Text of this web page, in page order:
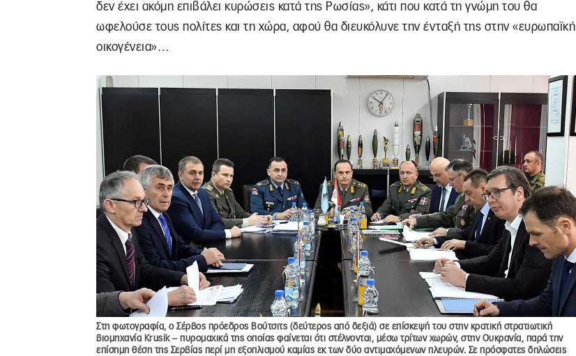
δεν έχει ακόμη επιβάλει κυρώσεις κατά της Ρωσίας», κάτι που κατά τη γνώμη του θα
ωφελούσε τους πολίτες και τη χώρα, αφού θα διευκόλυνε την ένταξή της στην «ευρωπαϊκή
οικογένεια»…
Στη φωτογραφία, ο Σέρβος πρόεδρος Βούτσιτς (δεύτερος από δεξιά) σε επίσκεψή του στην κρατική στρατιωτική
βιομηχανία Krusik – πυρομαχικά της οποίας φαίνεται ότι στέλνονται, μέσω τρίτων χωρών, στην Ουκρανία, παρά την
επίσημη θέση της Σερβίας περί μη εξοπλισμού καμίας εκ των δύο αντιμαχόμενων πλευρών. Σε πρόσφατες δηλώσεις